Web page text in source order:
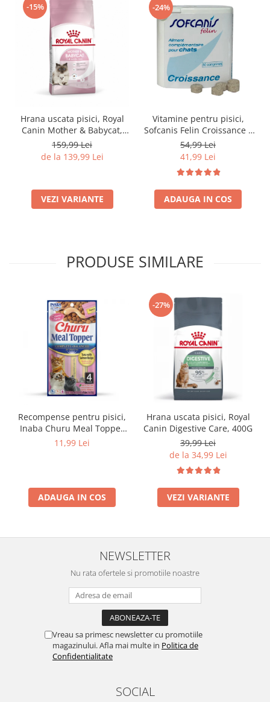
-15%
Hrana uscata pisici, Royal
Canin Mother & Babycat,
2kg
159,99 Lei
de la 139,99 Lei
VEZI VARIANTE
-24%
Vitamine pentru pisici,
Sofcanis Felin Croissance x
50cp
54,99 Lei
41,99 Lei
ADAUGA IN COS
PRODUSE SIMILARE
Recompense pentru pisici,
Inaba Churu Meal Topper
Tuna with Salmon Recipe
11,99 Lei
ADAUGA IN COS
-27%
Hrana uscata pisici, Royal
Canin Digestive Care, 400G
39,99 Lei
de la 34,99 Lei
VEZI VARIANTE
NEWSLETTER
Nu rata ofertele si promotiile noastre
Vreau sa primesc newsletter cu promotiile
magazinului. Afla mai multe in Politica de
Confidentialitate
SOCIAL